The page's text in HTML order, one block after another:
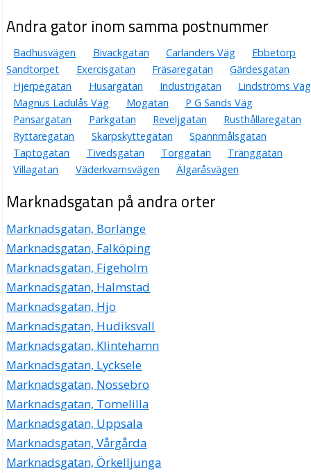
Andra gator inom samma postnummer
Badhusvägen Bivackgatan Carlanders Väg
Ebbetorp
Sandtorpet
Exercisgatan Fräsaregatan
Gärdesgatan
Hjerpegatan
Husargatan Industrigatan
Lindströms Väg
Magnus Ladulås Väg
Mogatan
P G Sands Väg
Pansargatan
Parkgatan Reveljgatan
Rusthållaregatan
Ryttaregatan
Skarpskyttegatan
Spannmålsgatan
Taptogatan
Tivedsgatan Torggatan
Tränggatan
Villagatan
Väderkvarnsvägen Älgaråsvägen
Marknadsgatan på andra orter
Marknadsgatan, Borlänge
Marknadsgatan, Falköping
Marknadsgatan, Figeholm
Marknadsgatan, Halmstad
Marknadsgatan, Hjo
Marknadsgatan, Hudiksvall
Marknadsgatan, Klintehamn
Marknadsgatan, Lycksele
Marknadsgatan, Nossebro
Marknadsgatan, Tomelilla
Marknadsgatan, Uppsala
Marknadsgatan, Vårgårda
Marknadsgatan, Örkelljunga